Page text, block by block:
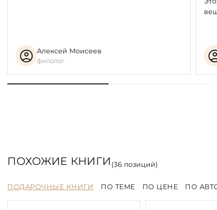
Алексей Моисеев
филолог
ПОХОЖИЕ КНИГИ (36 позиций)
ПОДАРОЧНЫЕ КНИГИ ПО ТЕМЕ ПО ЦЕНЕ ПО